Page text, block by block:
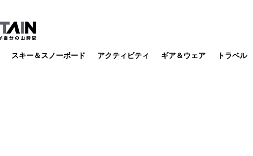
スキー＆スノーボード アクティビティ ギア＆ウェア トラベル